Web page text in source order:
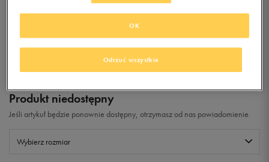
(0)
Produkt niedostępny
Jeśli artykuł będzie ponownie dostępny, otrzymasz od nas powiadomienie.
Wybierz rozmiar
Odrzuć wszystkie
OK